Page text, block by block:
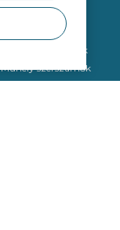
Szerszámok
Eltávolító eszközök
Műhely szerszámok